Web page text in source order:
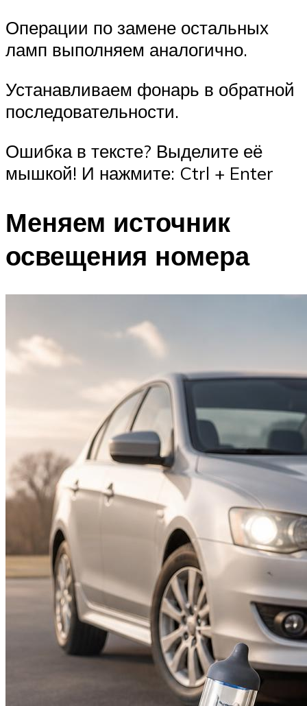
Операции по замене остальных
ламп выполняем аналогично.
Устанавливаем фонарь в обратной
последовательности.
Ошибка в тексте? Выделите её
мышкой! И нажмите: Ctrl + Enter
Меняем источник
освещения номера